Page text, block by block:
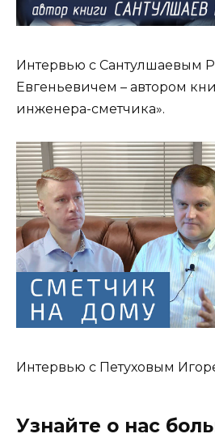
Интервью с Сантулшаевым
Евгеньевичем – автором
инженера-сметчика».
Интервью с Петуховым
Узнайте о нас